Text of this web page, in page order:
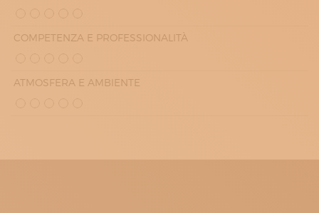
COMPETENZA E PROFESSIONALITÀ
ATMOSFERA E AMBIENTE